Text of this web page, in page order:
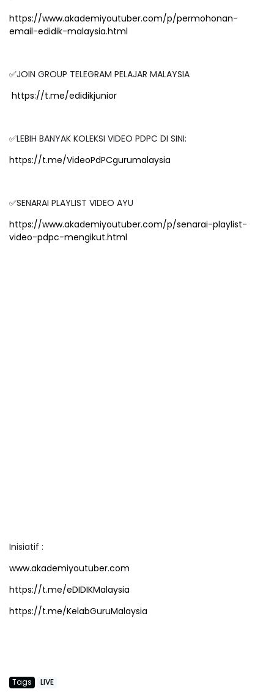
https://www.akademiyoutuber.com/p/permohonan-
email-edidik-malaysia.html
✅JOIN GROUP TELEGRAM PELAJAR MALAYSIA
https://t.me/edidikjunior
✅LEBIH BANYAK KOLEKSI VIDEO PDPC DI SINI:
https://t.me/VideoPdPCgurumalaysia
✅SENARAI PLAYLIST VIDEO AYU
https://www.akademiyoutuber.com/p/senarai-playlist-
video-pdpc-mengikut.html
Inisiatif :
www.akademiyoutuber.com
https://t.me/eDIDIKMalaysia
https://t.me/KelabGuruMalaysia
Tags LIVE